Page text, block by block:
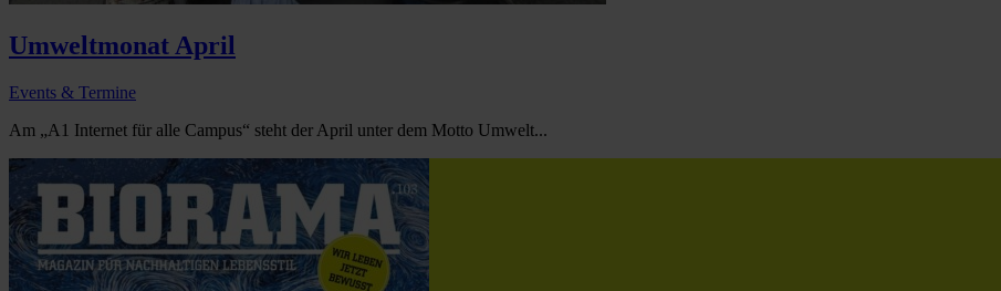
Umweltmonat April
Events & Termine
Am „A1 Internet für alle Campus“ steht der April unter dem Motto Umwelt...